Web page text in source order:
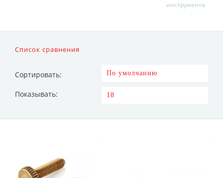
инструмента
Список сравнения
Сортировать:
Показывать: